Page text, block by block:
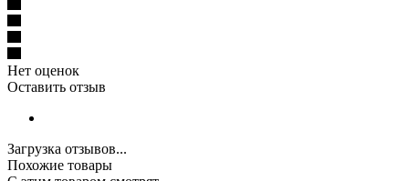
Нет оценок
Оставить отзыв
Загрузка отзывов...
Похожие товары